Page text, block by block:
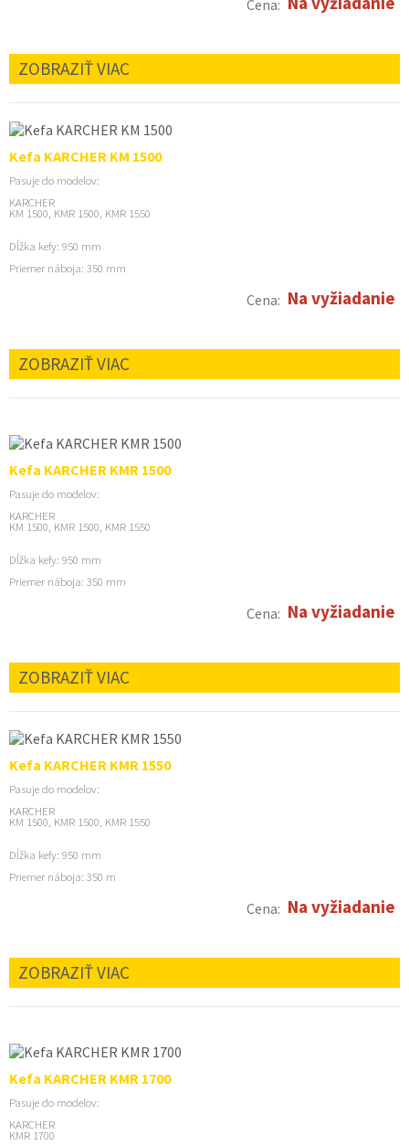
Cena:
ZOBRAZIŤ VIAC
Kefa KARCHER KM 1500
Pasuje do modelov:
KARCHER
KM 1500, KMR 1500, KMR 1550
Dĺžka kefy: 950 mm
Priemer náboja: 350 mm
Cena: Na vyžiadanie
ZOBRAZIŤ VIAC
Kefa KARCHER KMR 1500
Pasuje do modelov:
KARCHER
KM 1500, KMR 1500, KMR 1550
Dĺžka kefy: 950 mm
Priemer náboja: 350 mm
Cena: Na vyžiadanie
ZOBRAZIŤ VIAC
Kefa KARCHER KMR 1550
Pasuje do modelov:
KARCHER
KM 1500, KMR 1500, KMR 1550
Dĺžka kefy: 950 mm
Priemer náboja: 350 m
Cena: Na vyžiadanie
ZOBRAZIŤ VIAC
Kefa KARCHER KMR 1700
Pasuje do modelov:
KARCHER
KMR 1700